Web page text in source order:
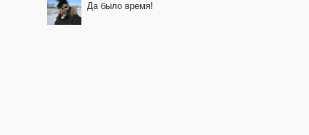
Да было время!